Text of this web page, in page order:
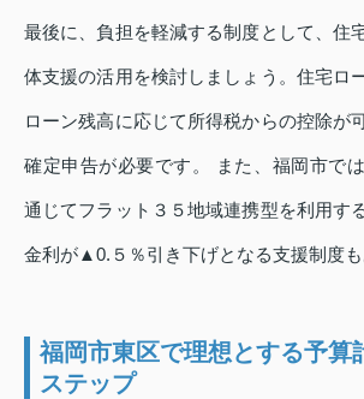
最後に、負担を軽減する制度として、住
体支援の活用を検討しましょう。住宅ロ
ローン残高に応じて所得税からの控除が
確定申告が必要です。 また、福岡市で
通じてフラット３５地域連携型を利用す
金利が▲0.５％引き下げとなる支援制度も
福岡市東区で理想とする予算
ステップ